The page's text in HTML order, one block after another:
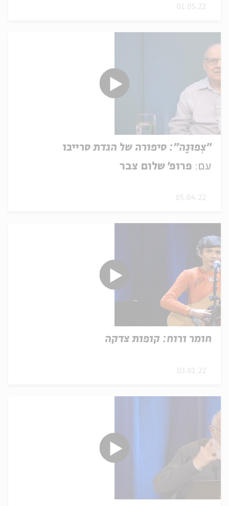
01.05.22
"צְפוּנָה": סיפורה של הגדת סרייבו
עם: פרופ׳ שלום צבר
05.04.22
חומר ורוח: קופות צדקה
03.01.22